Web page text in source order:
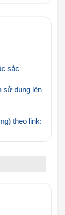
sắc
sử dụng lên
theo link: